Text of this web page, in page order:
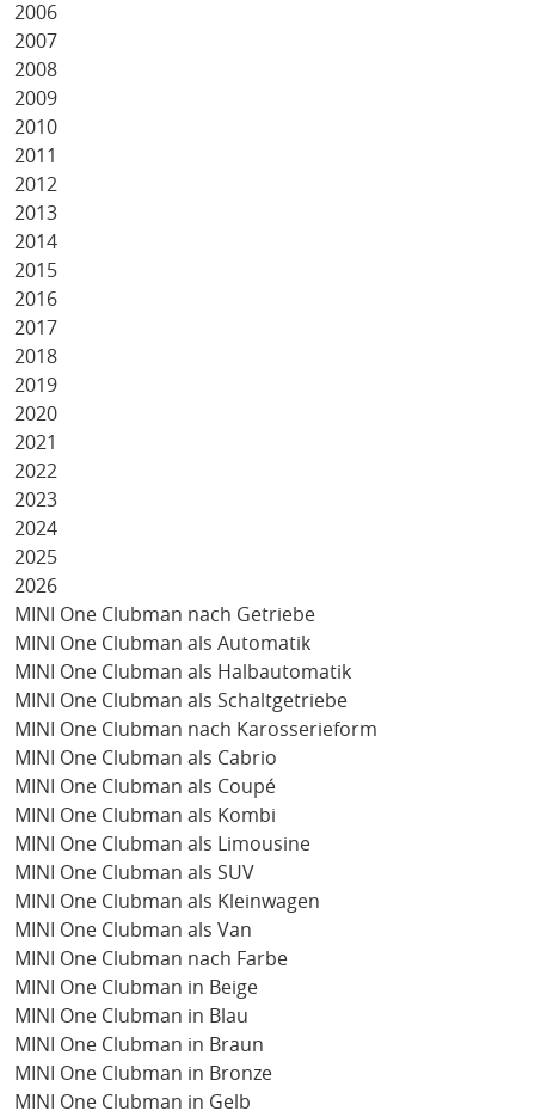
2006
2007
2008
2009
2010
2011
2012
2013
2014
2015
2016
2017
2018
2019
2020
2021
2022
2023
2024
2025
2026
MINI One Clubman nach Getriebe
MINI One Clubman als Automatik
MINI One Clubman als Halbautomatik
MINI One Clubman als Schaltgetriebe
MINI One Clubman nach Karosserieform
MINI One Clubman als Cabrio
MINI One Clubman als Coupé
MINI One Clubman als Kombi
MINI One Clubman als Limousine
MINI One Clubman als SUV
MINI One Clubman als Kleinwagen
MINI One Clubman als Van
MINI One Clubman nach Farbe
MINI One Clubman in Beige
MINI One Clubman in Blau
MINI One Clubman in Braun
MINI One Clubman in Bronze
MINI One Clubman in Gelb